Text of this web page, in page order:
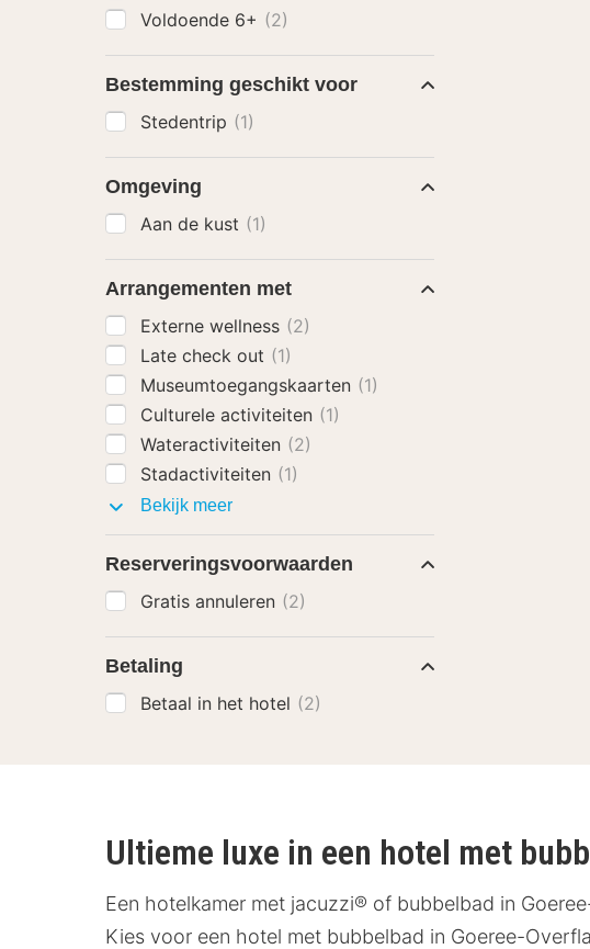
Voldoende 6+ (2)
Bestemming geschikt voor
Stedentrip (1)
Omgeving
Aan de kust (1)
Arrangementen met
Externe wellness (2)
Late check out (1)
Museumtoegangskaarten (1)
Culturele activiteiten (1)
Wateractiviteiten (2)
Stadactiviteiten (1)
Bekijk meerArrangementen
Reserveringsvoorwaarden
Gratis annuleren (2)
Betaling
Betaal in het hotel (2)
Ultieme luxe in een hotel met
Een hotelkamer met jacuzzi® of bubbelbad in
Kies voor een hotel met bubbelbad in Goeree-